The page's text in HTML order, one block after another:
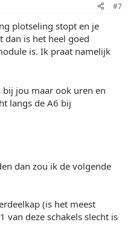
#7
plotseling stopt en je
dan is het heel goed
is. Ik praat namelijk
jou maar ook uren en
langs de A6 bij
dan zou ik de volgende
(is het meest
van deze schakels slecht is